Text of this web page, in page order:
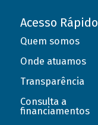
Acesso Rápido
Quem somos
Onde atuamos
Transparência
Consulta a
financiamentos